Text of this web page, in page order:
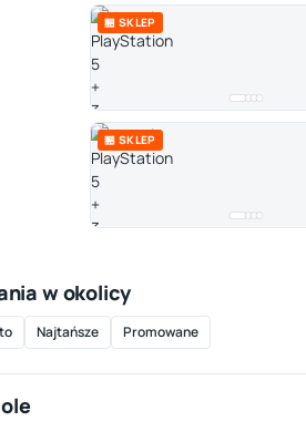
🏪 SKLEP
🏪 SKLEP
w okolicy
Najtańsze Promowane